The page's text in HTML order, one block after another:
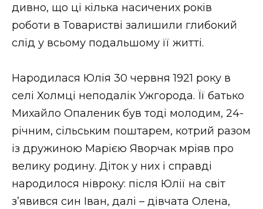
дивно, що ці кілька насичених років
роботи в Товаристві залишили глибокий
слід у всьому подальшому її житті.
Народилася Юлія 30 червня 1921 року в
селі Холмці неподалік Ужгорода. Її батько
Михайло Опаленик був тоді молодим, 24-
річним, сільським поштарем, котрий разом
із дружиною Марією Яворчак мріяв про
велику родину. Діток у них і справді
народилося нівроку: після Юлії на світ
з’явився син Іван, далі – дівчата Олена,